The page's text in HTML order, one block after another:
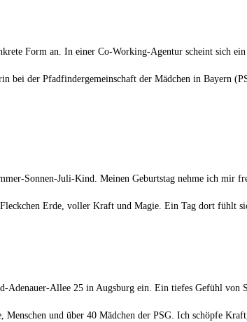
Form an. In einer Co-Working-Agentur scheint sich
bei der Pfadfindergemeinschaft der Mädchen in Bayern
Sonnen-Juli-Kind. Meinen Geburtstag nehme ich mir
Erde, voller Kraft und Magie. Ein Tag dort fühlt
Adenauer-Allee 25 in Augsburg ein. Ein tiefes Gefühl
Menschen und über 40 Mädchen der PSG. Ich schöpfe